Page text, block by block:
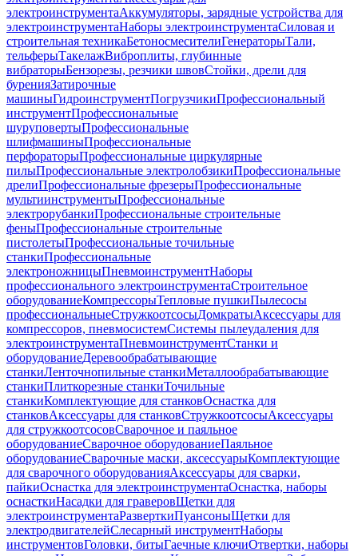
электроинструментаАккумуляторы, зарядные устройства для
электроинструментаНаборы электроинструментаСиловая и
строительная техникаБетоносмесителиГенераторыТали,
тельферыТакелажВиброплиты, глубинные
вибраторыБензорезы, резчики швовСтойки, дрели для
буренияЗатирочные
машиныГидроинструментПогрузчикиПрофессиональный
инструментПрофессиональные
шуруповертыПрофессиональные
шлифмашиныПрофессиональные
перфораторыПрофессиональные циркулярные
пилыПрофессиональные электролобзикиПрофессиональные
дрелиПрофессиональные фрезерыПрофессиональные
мультиинструментыПрофессиональные
электрорубанкиПрофессиональные строительные
феныПрофессиональные строительные
пистолетыПрофессиональные точильные
станкиПрофессиональные
электроножницыПневмоинструментНаборы
профессионального электроинструментаСтроительное
оборудованиеКомпрессорыТепловые пушкиПылесосы
профессиональныеСтружкоотсосыДомкратыАксессуары для
компрессоров, пневмосистемСистемы пылеудаления для
электроинструментаПневмоинструментСтанки и
оборудованиеДеревообрабатывающие
станкиЛенточнопильные станкиМеталлообрабатывающие
станкиПлиткорезные станкиТочильные
станкиКомплектующие для станковОснастка для
станковАксессуары для станковСтружкоотсосыАксессуары
для стружкоотсосовСварочное и паяльное
оборудованиеСварочное оборудованиеПаяльное
оборудованиеСварочные маски, аксессуарыКомплектующие
для сварочного оборудованияАксессуары для сварки,
пайкиОснастка для электроинструментаОснастка, наборы
оснасткиНасадки для граверовЩетки для
электроинструментаРазверткиПуансоныЩетки для
электродвигателейСлесарный инструментНаборы
инструментовГоловки, битыГаечные ключиОтвертки, наборы